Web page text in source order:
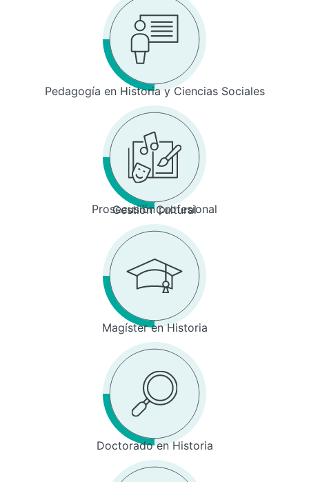
Pedagogía en Historia y Ciencias Sociales
Prosecusión profesional
Gestión Cultural
Magíster en Historia
Doctorado en Historia